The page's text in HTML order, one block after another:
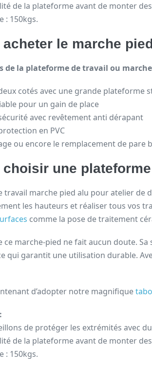
de la plateforme avant de monter
: 150kgs.
le marche
de la plateforme de travail ou
cotés avec une grande plateforme
pour un gain de place
avec revêtement anti dérapant
en PVC
ou encore le remplacement de pare
une
travail marche pied alu pour atelier de
les hauteurs et réaliser tous vos
comme la pose de traitement
ce marche-pied ne fait aucun doute.
qui garantit une utilisation durable.
d’adopter notre magnifique
de protéger les extrémités avec
de la plateforme avant de monter
: 150kgs.